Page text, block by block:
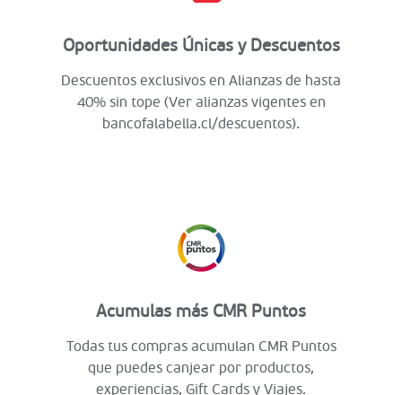
Oportunidades Únicas y Descuentos
Descuentos exclusivos en Alianzas de hasta
40% sin tope (Ver alianzas vigentes en
bancofalabella.cl/descuentos).
Acumulas más CMR Puntos
Todas tus compras acumulan CMR Puntos
que puedes canjear por productos,
experiencias, Gift Cards y Viajes.